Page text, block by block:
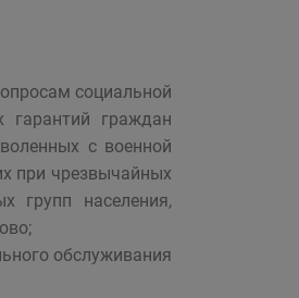
социальной
гарантий граждан
с военной
при чрезвычайных
групп населения,
обслуживания